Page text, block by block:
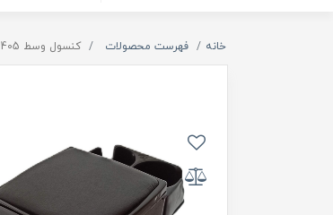
خانه فهرست محصولات کنسول وسط 405 و پژوپارس و زانتیا مدل آسا(مشکی)